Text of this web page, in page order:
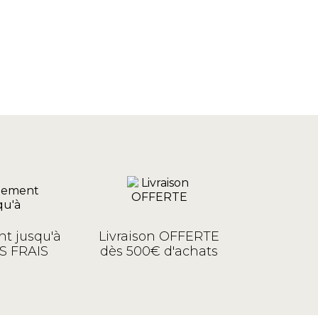
jusqu'à
FRAIS
Livraison OFFERTE
dès 500€ d'achats